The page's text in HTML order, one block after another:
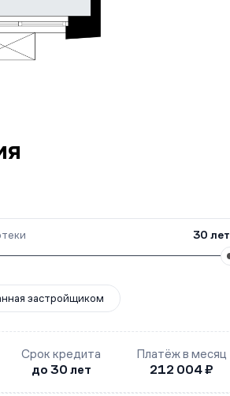
30 лет
застройщиком
Срок кредита
до 30 лет
Платёж в месяц
212 004 ₽